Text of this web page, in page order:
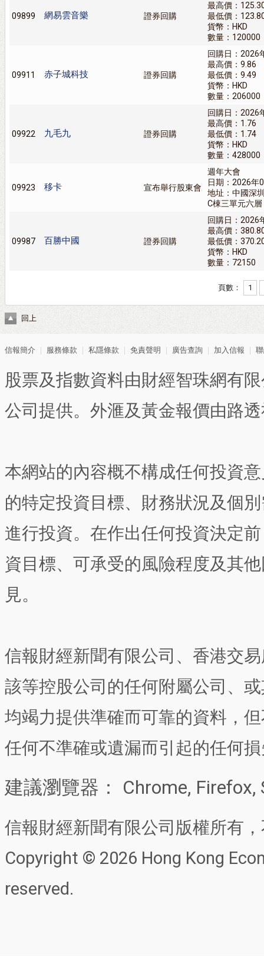
09899 網易雲音樂 證券回購
最高價：
最低價：
貨幣：HKD
數量：120000
09911 赤子城科技 證券回購
回購日：2026
最高價：9.86
最低價：9.49
貨幣：HKD
數量：206000
09922 九毛九 證券回購
回購日：2026
最高價：1.76
最低價：1.74
貨幣：HKD
數量：428000
09923 移卡 宣布舉行股東會
週年大會
日期：2026年
地址：中國深
C棟三單元六層
09987 百勝中國 證券回購
回購日：2026
最高價：
最低價：
貨幣：HKD
數量：72150
頁數： 1
回上
信報簡介 服務條款 私隱條款 免責聲明 廣告查詢 加入信報
股票及指數資料由財經智珠網有
公司提供。外滙及黃金報價由路
本網站的內容概不構成任何投資
的特定投資目標、財務狀況及個
進行投資。在作出任何投資決定
資目標、可承受的風險程度及其
見。
信報財經新聞有限公司、香港交
該等控股公司的任何附屬公司、
均竭力提供準確而可靠的資料，
任何不準確或遺漏而引起的任何
建議瀏覽器： Chrome, Firefox,
信報財經新聞有限公司版權所有
Copyright © 2026 Hong Kong
reserved.